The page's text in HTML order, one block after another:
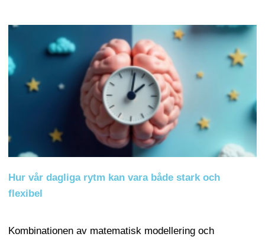
Hur vår dagliga rytm kan vara både stark och
flexibel
Kombinationen av matematisk modellering och